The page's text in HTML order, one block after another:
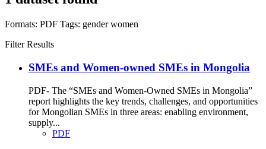
Formats: PDF Tags: genderwomen
Filter Results
SMEs and Women-owned SMEs in Mongolia
PDF- The “SMEs and Women-Owned SMEs in Mongolia”
report highlights the key trends, challenges, and opportunities
for Mongolian SMEs in three areas: enabling environment,
supply...
PDF